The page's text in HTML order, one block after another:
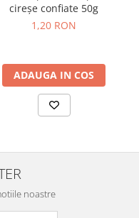
cireșe confiate 50g
1,20 RON
ADAUGA IN COS
noastre